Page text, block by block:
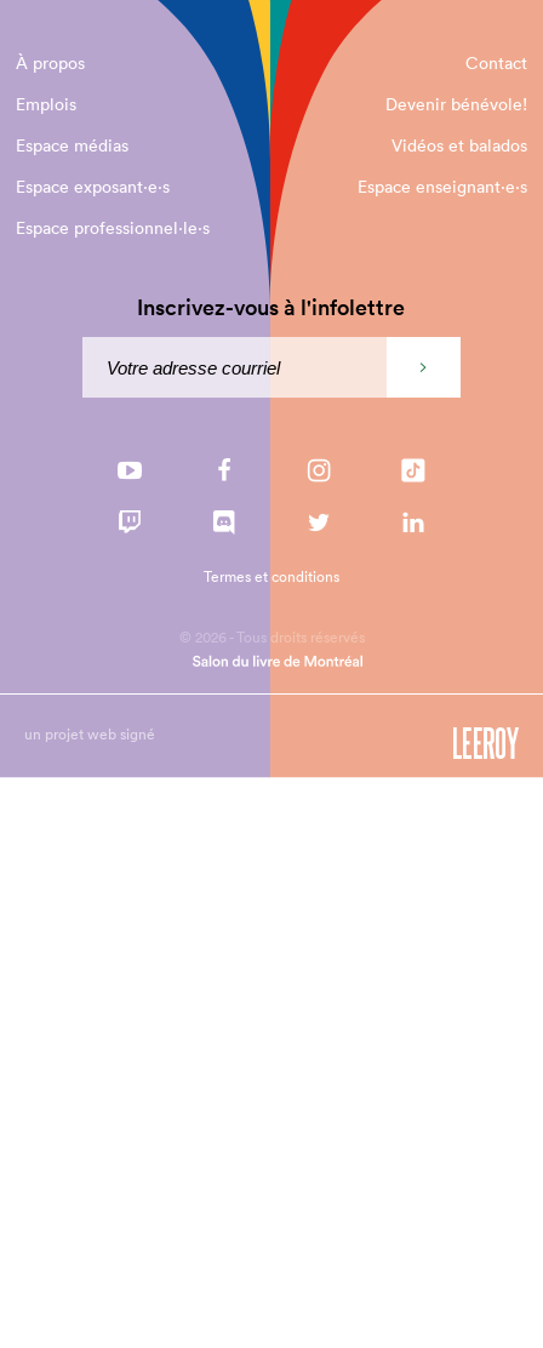
À propos
Contact
Emplois
Devenir bénévole!
Espace médias
Vidéos et balados
Espace exposant·e⋅s
Espace enseignant·e⋅s
Espace professionnel·le⋅s
Inscrivez-vous à l'infolettre
© 2026 - Tous droits réservés
Termes et conditions
un projet web signé